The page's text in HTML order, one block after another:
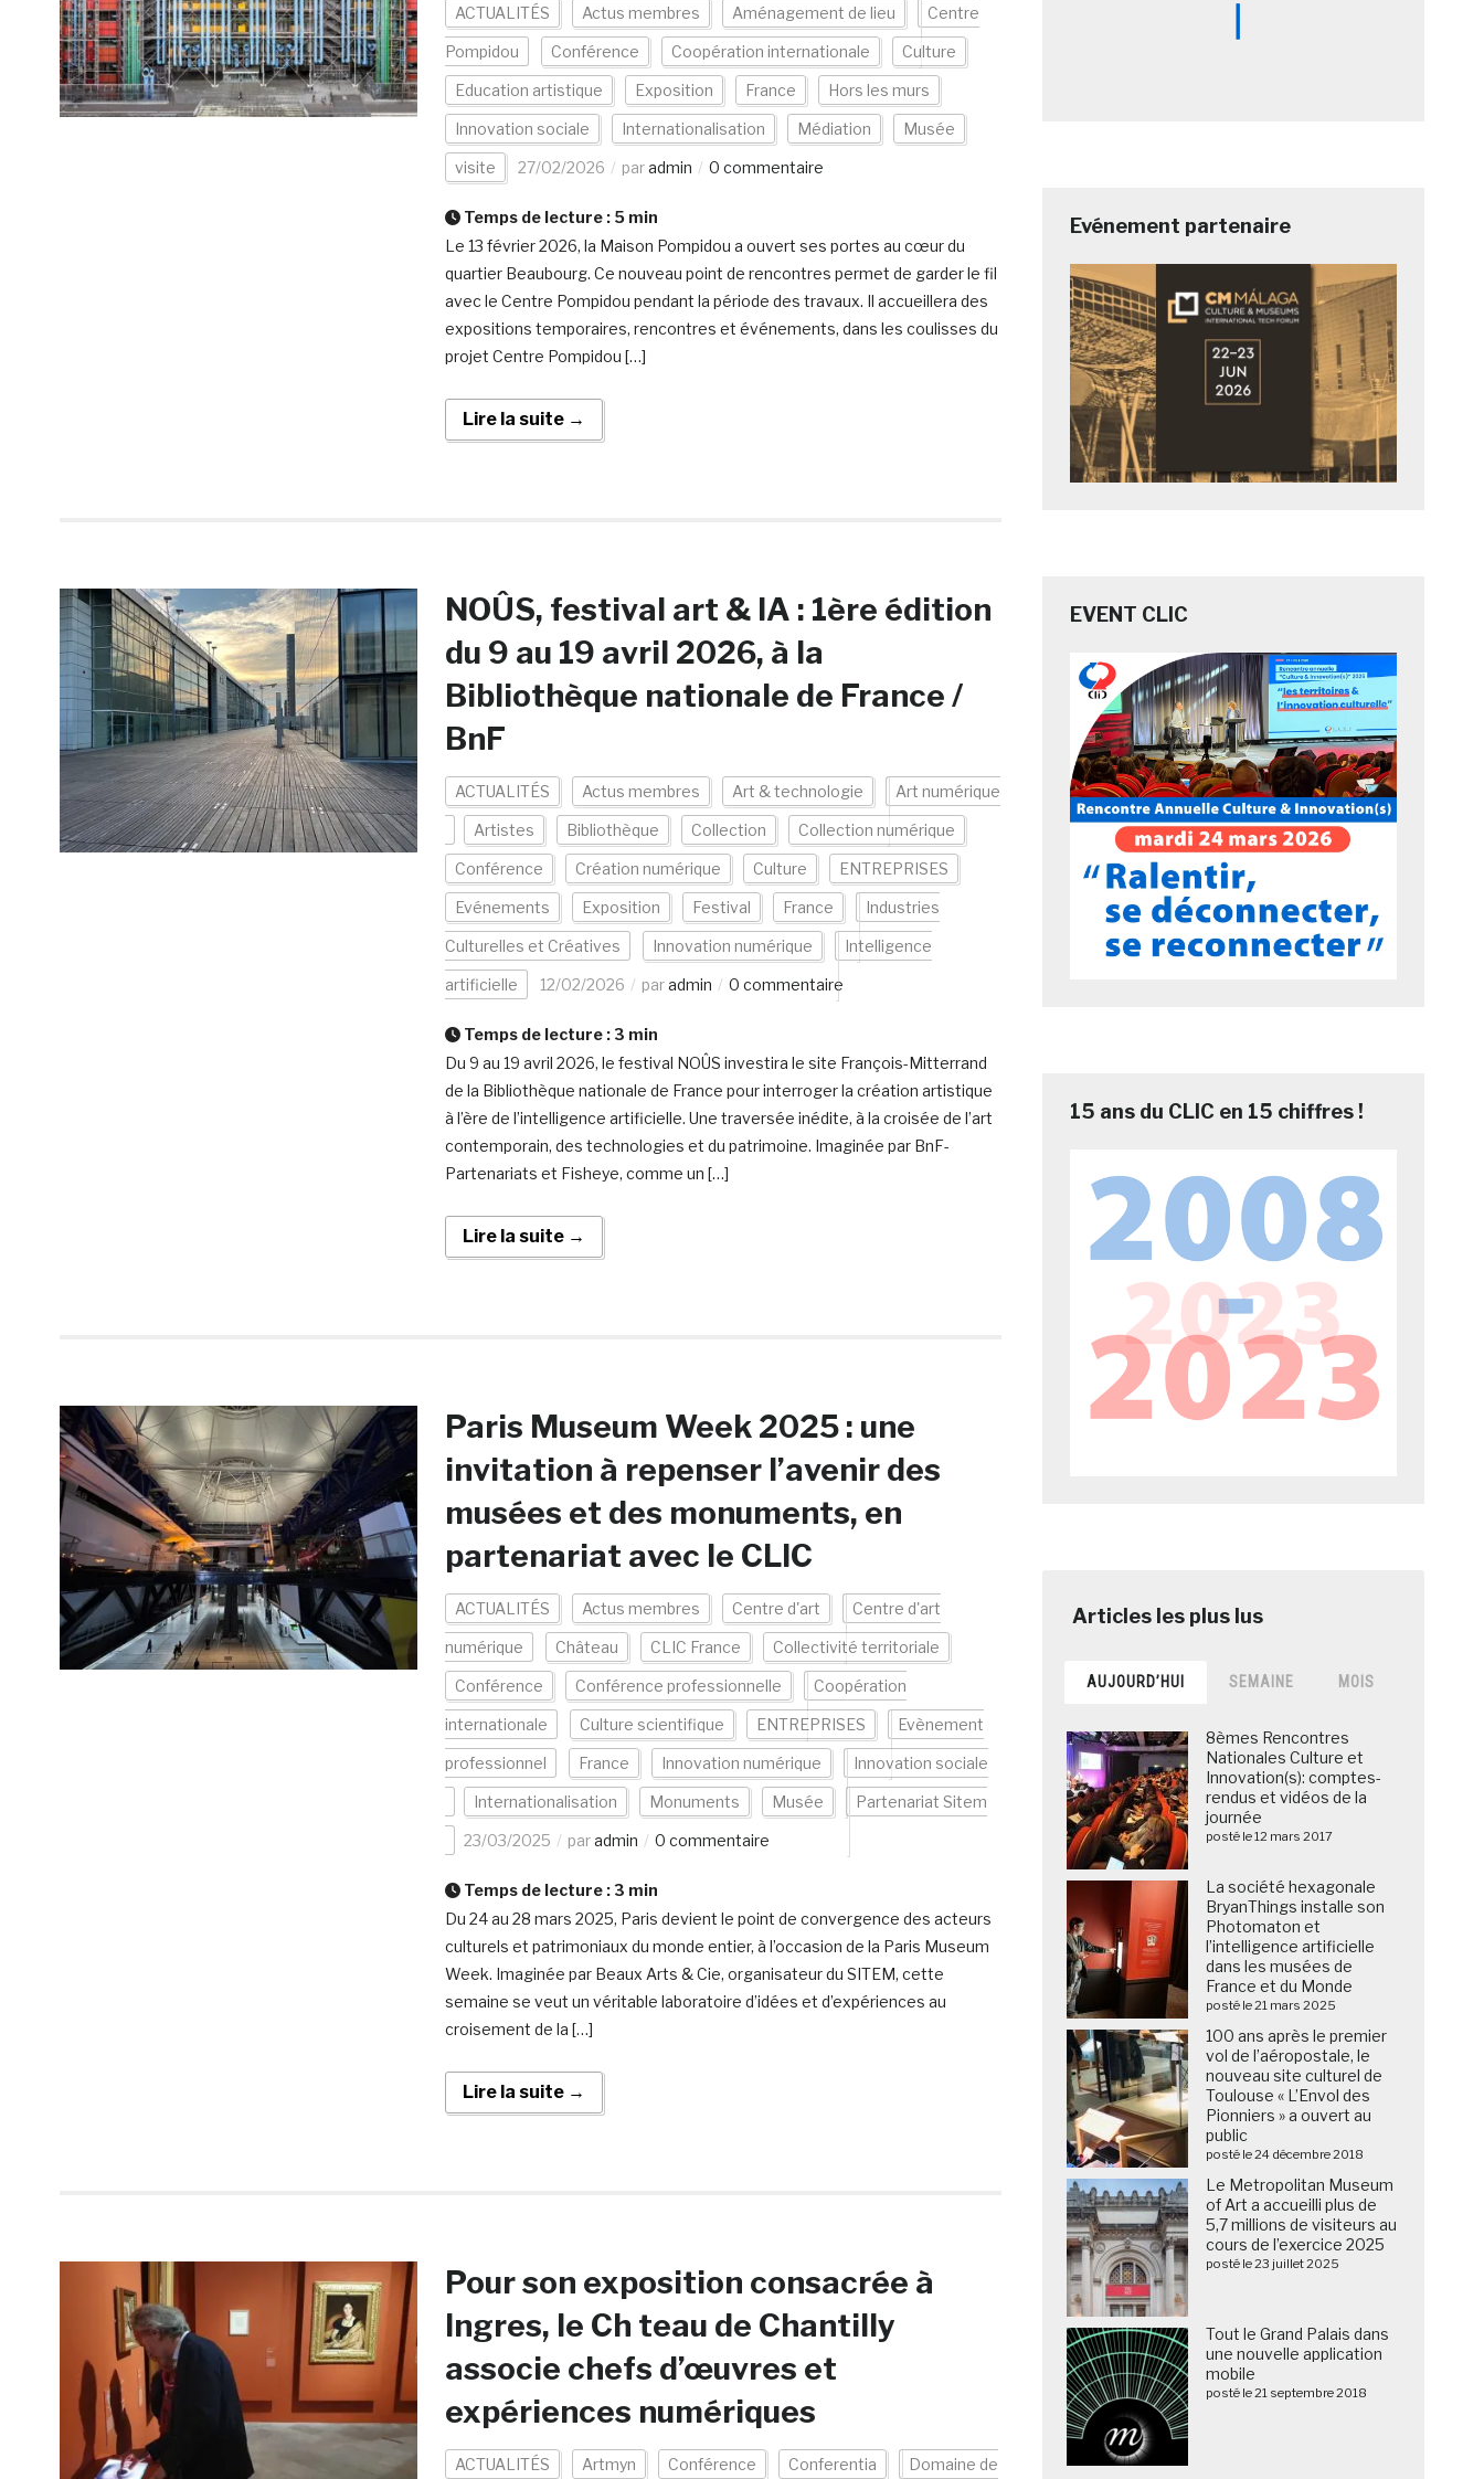
ACTUALITÉS Actus membres Aménagement de lieu Centre
Pompidou Conférence Coopération internationale Culture
Education artistique Exposition France Hors les murs
Innovation sociale Internationalisation Médiation Musée
visite 27/02/2026 paradmin 0 commentaire
Temps de lecture : 5 min
Le 13 février 2026, la Maison Pompidou a ouvert ses portes au cœur du
quartier Beaubourg. Ce nouveau point de rencontres permet de garder le fil
avec le Centre Pompidou pendant la période des travaux. Il accueillera des
expositions temporaires, rencontres et événements, dans les coulisses du
projet Centre Pompidou […]
Lire la suite →
NOÛS, festival art & IA : 1ère édition
du 9 au 19 avril 2026, à la
Bibliothèque nationale de France /
BnF
ACTUALITÉS Actus membres Art & technologie Art numérique
Artistes Bibliothèque Collection Collection numérique
Conférence Création numérique Culture ENTREPRISES
Evénements Exposition Festival France Industries
Culturelles et Créatives Innovation numérique Intelligence
artificielle 12/02/2026 paradmin 0 commentaire
Temps de lecture : 3 min
Du 9 au 19 avril 2026, le festival NOÛS investira le site François-Mitterrand
de la Bibliothèque nationale de France pour interroger la création artistique
à l’ère de l’intelligence artificielle. Une traversée inédite, à la croisée de l’art
contemporain, des technologies et du patrimoine. Imaginée par BnF-
Partenariats et Fisheye, comme un […]
Lire la suite →
Paris Museum Week 2025 : une
invitation à repenser l’avenir des
musées et des monuments, en
partenariat avec le CLIC
ACTUALITÉS Actus membres Centre d'art Centre d'art
numérique Château CLIC France Collectivité territoriale
Conférence Conférence professionnelle Coopération
internationale Culture scientifique ENTREPRISES Evènement
professionnel France Innovation numérique Innovation sociale
Internationalisation Monuments Musée Partenariat Sitem
23/03/2025 paradmin 0 commentaire
Temps de lecture : 3 min
Du 24 au 28 mars 2025, Paris devient le point de convergence des acteurs
culturels et patrimoniaux du monde entier, à l’occasion de la Paris Museum
Week. Imaginée par Beaux Arts & Cie, organisateur du SITEM, cette
semaine se veut un véritable laboratoire d’idées et d’expériences au
croisement de la […]
Lire la suite →
Pour son exposition consacrée à
Ingres, le Ch teau de Chantilly
associe chefs d’œuvres et
expériences numériques
ACTUALITÉS Artmyn Conférence Conferentia Domaine de
Evénement partenaire
EVENT CLIC
15 ans du CLIC en 15 chiffres !
AUJOURD’HUI SEMAINE MOIS
8èmes Rencontres
Nationales Culture et
Innovation(s): comptes-
rendus et vidéos de la
journée
posté le 12 mars 2017
La société hexagonale
BryanThings installe son
Photomaton et
l’intelligence artificielle
dans les musées de
France et du Monde
posté le 21 mars 2025
100 ans après le premier
vol de l’aéropostale, le
nouveau site culturel de
Toulouse « L’Envol des
Pionniers » a ouvert au
public
posté le 24 décembre 2018
Le Metropolitan Museum
of Art a accueilli plus de
5,7 millions de visiteurs au
cours de l’exercice 2025
posté le 23 juillet 2025
Tout le Grand Palais dans
une nouvelle application
mobile
posté le 21 septembre 2018